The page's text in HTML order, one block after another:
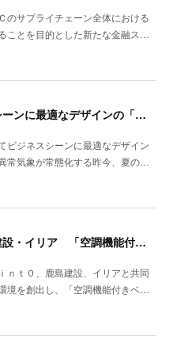
のサプライチェーン全体における
ことを目的とした新たな金融ス…
【流 通】青山商事 ビジネスシーンに最適なデザインの「空調ウエア」発売
ビジネスシーンに最適なデザイン
常気象が常態化する昨今、夏の…
【流 通】ダイキン工業・鹿島建設・イリア 「空調機能付きベンチ」の事業性を検証
ｎｔ０、鹿島建設、イリアと共同
境を創出し、「空調機能付きベ…